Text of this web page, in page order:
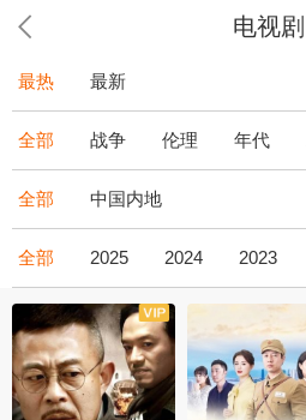
电视剧
最热 最新
全部 战争 伦理 年代
全部 中国内地
全部 2025 2024 2023
全43集 全36集